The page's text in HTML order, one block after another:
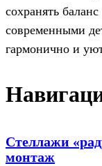
сохранять
современными
гармонично и
Стеллажи
монтаж